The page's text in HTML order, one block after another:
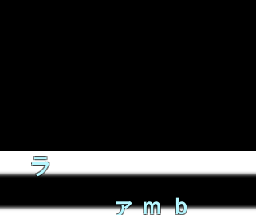
ラ
ァｍｂ